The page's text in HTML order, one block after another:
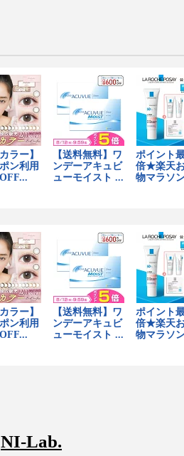
NI-Lab.